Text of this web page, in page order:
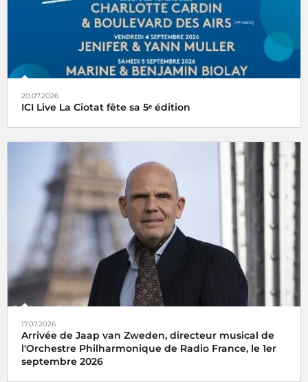
20.07.2026
ICI Live La Ciotat fête sa 5ᵉ édition
17.07.2026
Arrivée de Jaap van Zweden, directeur musical de
l'Orchestre Philharmonique de Radio France, le 1er
septembre 2026